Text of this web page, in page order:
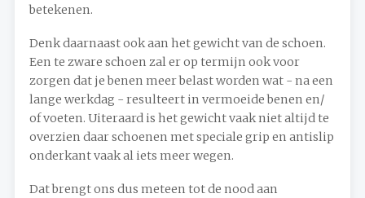
betekenen.
Denk daarnaast ook aan het gewicht van de schoen.
Een te zware schoen zal er op termijn ook voor
zorgen dat je benen meer belast worden wat - na een
lange werkdag - resulteert in vermoeide benen en/
of voeten. Uiteraard is het gewicht vaak niet altijd te
overzien daar schoenen met speciale grip en antislip
onderkant vaak al iets meer wegen.
Dat brengt ons dus meteen tot de nood aan